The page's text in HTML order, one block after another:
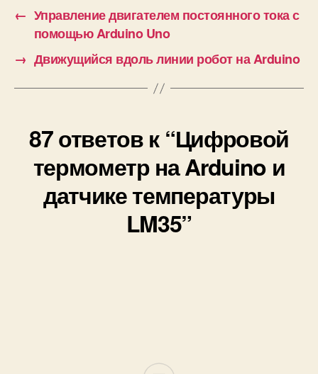
← Управление двигателем постоянного тока с
помощью Arduino Uno
→ Движущийся вдоль линии робот на Arduino
87 ответов к “Цифровой
термометр на Arduino и
датчике температуры
LM35”